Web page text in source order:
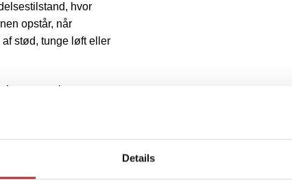
Details
hvor
opstår, når
stød, tunge løft eller
som giver senerne
en forstuvning og